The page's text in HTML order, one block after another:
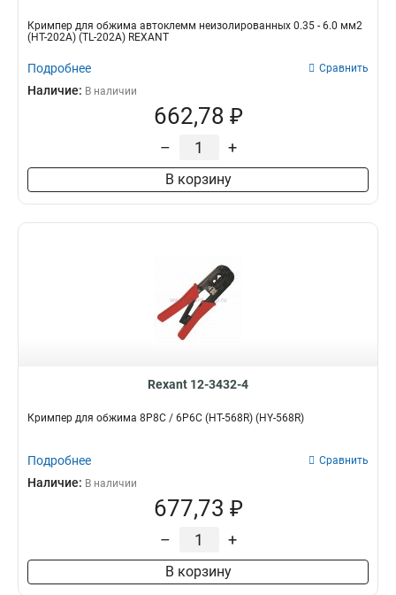
Кримпер для обжима автоклемм неизолированных 0.35 - 6.0 мм2
(HT-202A) (TL-202A) REXANT
Подробнее Сравнить
Наличие: В наличии
662,78 ₽
– +
В корзину
Rexant 12-3432-4
Кримпер для обжима 8P8C / 6P6C (HT-568R) (HY-568R)
Подробнее Сравнить
Наличие: В наличии
677,73 ₽
– +
В корзину